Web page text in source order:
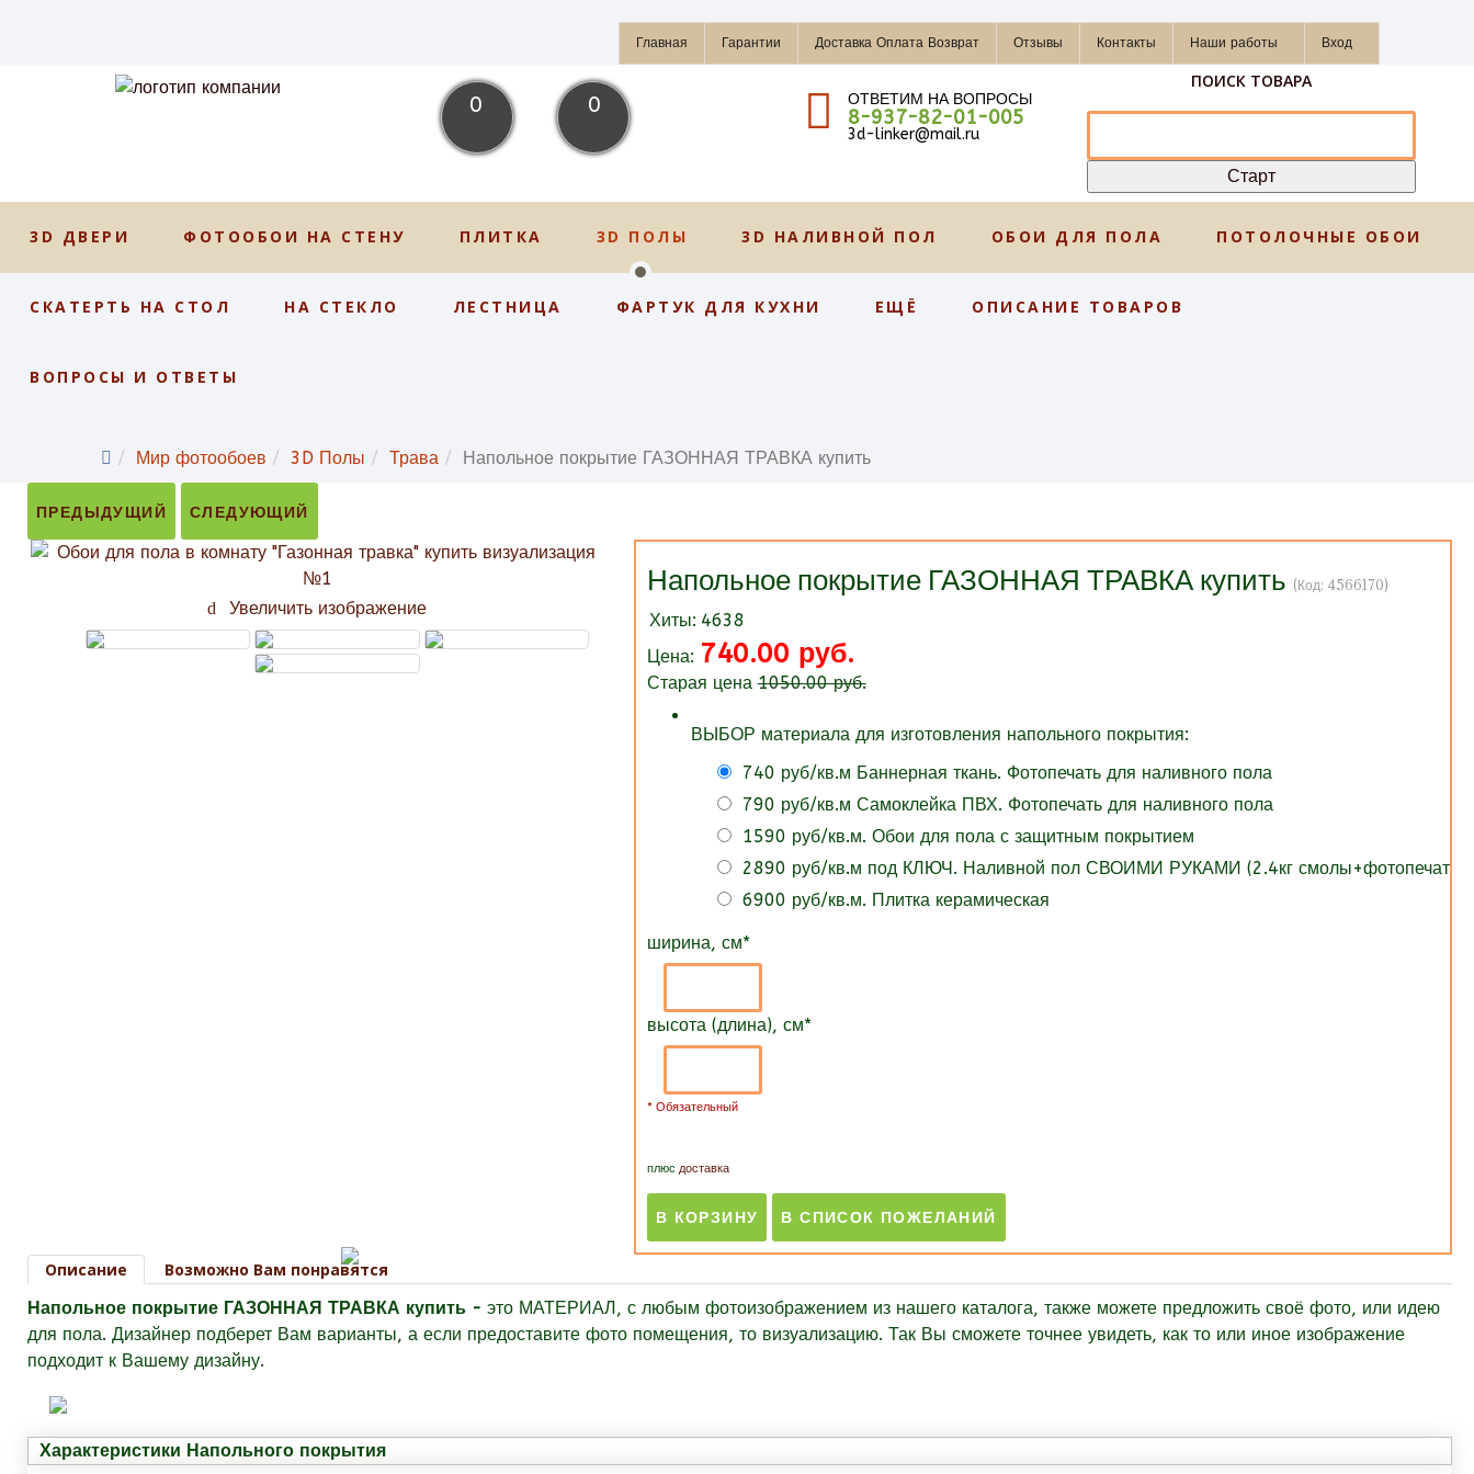
Главная Гарантии Доставка Оплата Возврат Отзывы Контакты Наши работы Вход
0 0 ОТВЕТИМ НА ВОПРОСЫ
8-937-82-01-005
3d-linker@mail.ru
ПОИСК ТОВАРА
3D ДВЕРИ ФОТООБОИ НА СТЕНУ ПЛИТКА 3D ПОЛЫ 3D НАЛИВНОЙ ПОЛ ОБОИ ДЛЯ ПОЛА ПОТОЛОЧНЫЕ ОБОИ
СКАТЕРТЬ НА СТОЛ НА СТЕКЛО ЛЕСТНИЦА ФАРТУК ДЛЯ КУХНИ ЕЩЁ ОПИСАНИЕ ТОВАРОВ
ВОПРОСЫ И ОТВЕТЫ
Мир фотообоев 3D Полы Трава Напольное покрытие ГАЗОННАЯ ТРАВКА купить
ПРЕДЫДУЩИЙ СЛЕДУЮЩИЙ
Увеличить изображение
Напольное покрытие ГАЗОННАЯ ТРАВКА купить (Код: 4566170)
Хиты: 4638
Цена: 740.00 руб.
Старая цена1050.00 руб.
ВЫБОР материала для изготовления напольного покрытия:
740 руб/кв.м Баннерная ткань. Фотопечать для наливного пола
790 руб/кв.м Самоклейка ПВХ. Фотопечать для наливного пола
1590 руб/кв.м. Обои для пола с защитным покрытием
2890 руб/кв.м под КЛЮЧ. Наливной пол СВОИМИ РУКАМИ (2.4кг смолы+фотопечать)
6900 руб/кв.м. Плитка керамическая
ширина, см*
высота (длина), см*
* Обязательный
плюс доставка
Описание
Возможно Вам понравятся
Напольное покрытие ГАЗОННАЯ ТРАВКА купить - это МАТЕРИАЛ, с любым фотоизображением из нашего каталога, также можете предложить своё фото, или идею
для пола. Дизайнер подберет Вам варианты, а если предоставите фото помещения, то визуализацию. Так Вы сможете точнее увидеть, как то или иное изображение
подходит к Вашему дизайну.
Характеристики Напольного покрытия